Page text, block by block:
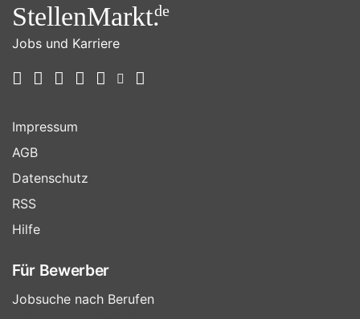
StellenMarkt.de
Jobs und Karriere
Impressum
AGB
Datenschutz
RSS
Hilfe
Für Bewerber
Jobsuche nach Berufen